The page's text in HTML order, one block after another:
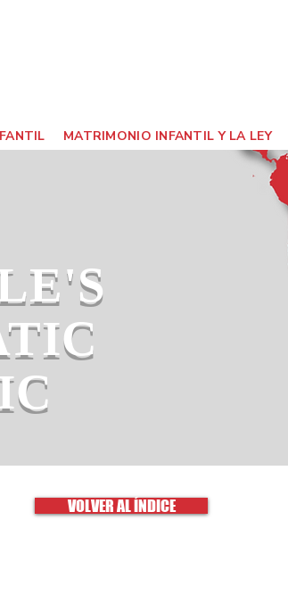
VOLVER AL ÍNDICE
MATRIMONIO INFANTIL Y LA LEY